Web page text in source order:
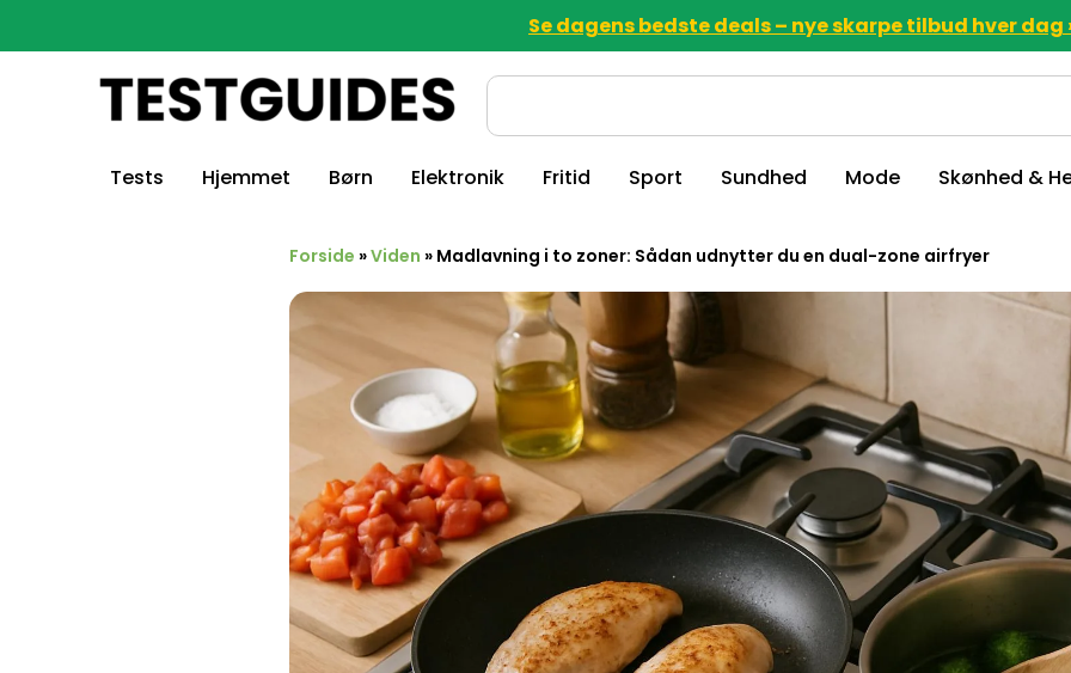
Se dagens bedste deals – nye skarpe tilbud hver dag
Tests Hjemmet Børn Elektronik Fritid Sport Sundhed Mode Skønhed &
Forside »Viden » Madlavning i to zoner: Sådan udnytter du en dual-zone airfryer